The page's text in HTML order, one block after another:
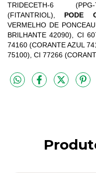
TRIDECETH-6 (PPG-
(FITANTRIOL), PODE
VERMELHO DE
BRILHANTE 42090), CI
74160 (CORANTE AZUL
75100), CI 77266